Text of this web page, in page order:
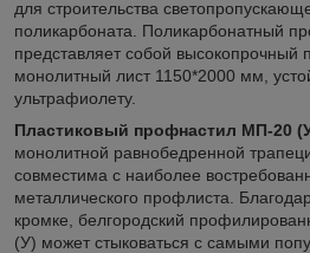
для строительства
поликарбоната. Поликарбонатный
представляет собой
монолитный лист 1150*2000 мм,
ультрафиолету.
Пластиковый профнастил МП-20
монолитной равнобедренной
совместима с наиболее
металлического профлиста.
кромке, белгородский
(У) может стыковаться с самыми